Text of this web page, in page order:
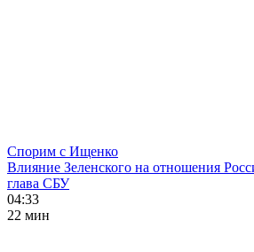
Спорим с Ищенко
Влияние Зеленского на отношения
глава СБУ
04:33
22 мин